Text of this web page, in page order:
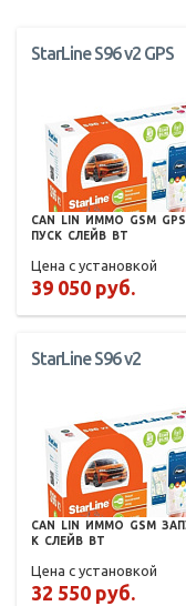
StarLine S96 v2 GPS
CAN LIN ИММО GSM GPS
ПУСК СЛЕЙВ BT
Цена с установкой
39 050 руб.
StarLine S96 v2
CAN LIN ИММО GSM
К СЛЕЙВ BT
Цена с установкой
32 550 руб.